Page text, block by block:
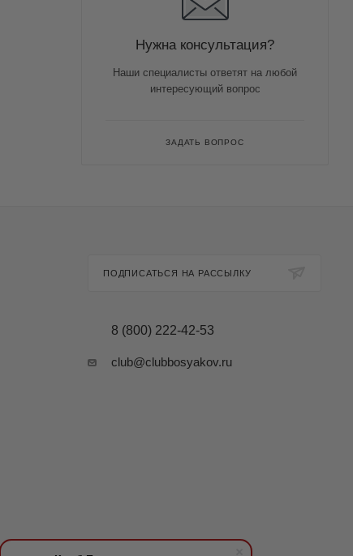
Нужна консультация?
Наши специалисты ответят на любой
интересующий вопрос
ЗАДАТЬ ВОПРОС
ПОДПИСАТЬСЯ НА РАССЫЛКУ
8 (800) 222-42-53
club@clubbosyakov.ru